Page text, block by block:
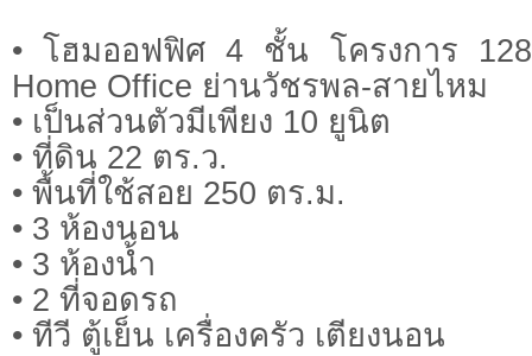
• โฮมออฟฟิศ 4 ชั้น โครงการ
Home Office ย่านวัชรพล-สายไหม
• เป็นส่วนตัวมีเพียง 10 ยูนิต
• ที่ดิน 22 ตร.ว.
• พื้นที่ใช้สอย 250 ตร.ม.
• 3 ห้องนอน
• 3 ห้องน้ำ
• 2 ที่จอดรถ
• ทีวี ตู้เย็น เครื่องครัว เตียงนอน